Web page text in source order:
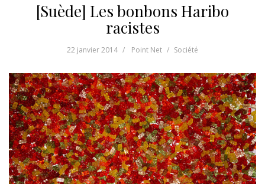
[Suède] Les bonbons Haribo
racistes
22 janvier 2014 Point Net Société